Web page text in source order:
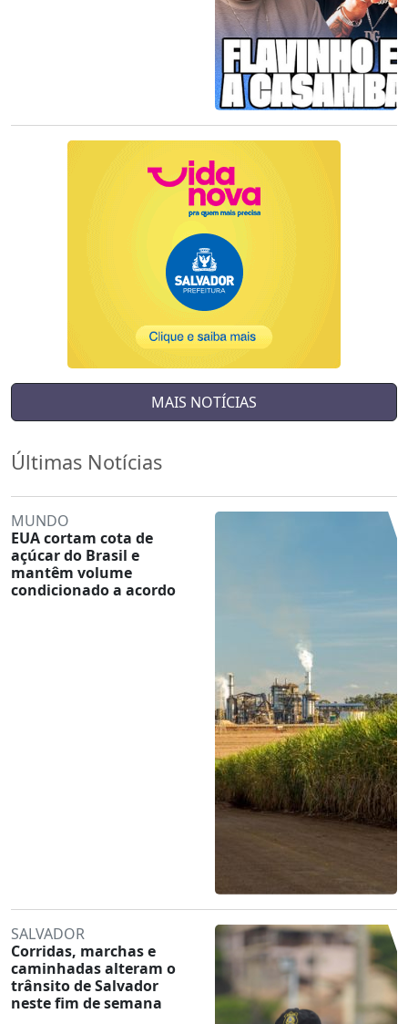
MAIS NOTÍCIAS
Últimas Notícias
MUNDO
EUA cortam cota de
açúcar do Brasil e
mantêm volume
condicionado a acordo
SALVADOR
Corridas, marchas e
caminhadas alteram o
trânsito de Salvador
neste fim de semana